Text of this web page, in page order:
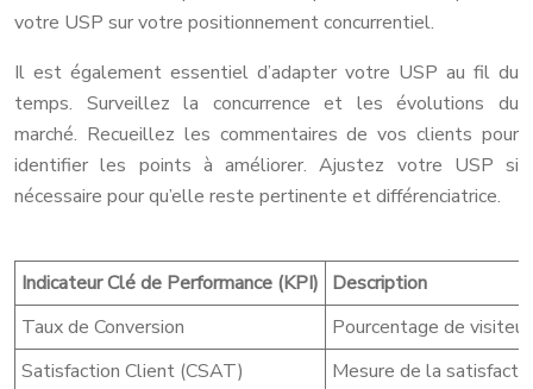
votre USP sur votre positionnement concurrentiel.
Il est également essentiel d’adapter votre USP au fil du
temps. Surveillez la concurrence et les évolutions du
marché. Recueillez les commentaires de vos clients pour
identifier les points à améliorer. Ajustez votre USP si
nécessaire pour qu’elle reste pertinente et différenciatrice.
Indicateur Clé de Performance (KPI) Description
Taux de Conversion
Pourcentage de
Satisfaction Client (CSAT)
Mesure de la